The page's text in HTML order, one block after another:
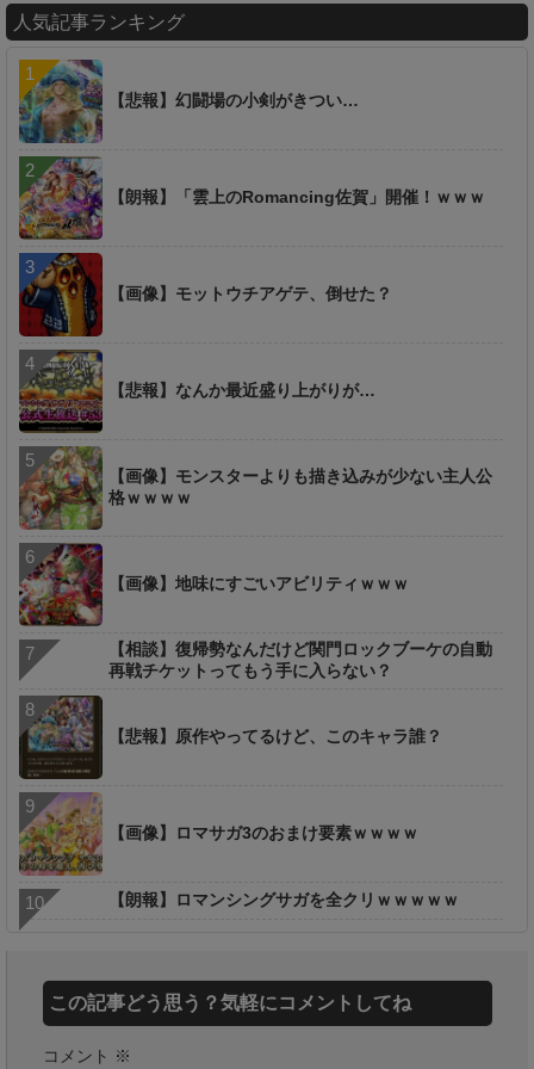
人気記事ランキング
【悲報】幻闘場の小剣がきつい…
【朗報】「雲上のRomancing佐賀」開催！ｗｗｗ
【画像】モットウチアゲテ、倒せた？
【悲報】なんか最近盛り上がりが…
【画像】モンスターよりも描き込みが少ない主人公
格ｗｗｗｗ
【画像】地味にすごいアビリティｗｗｗ
【相談】復帰勢なんだけど関門ロックブーケの自動
再戦チケットってもう手に入らない？
【悲報】原作やってるけど、このキャラ誰？
【画像】ロマサガ3のおまけ要素ｗｗｗｗ
【朗報】ロマンシングサガを全クリｗｗｗｗｗ
この記事どう思う？気軽にコメントしてね
コメント ※